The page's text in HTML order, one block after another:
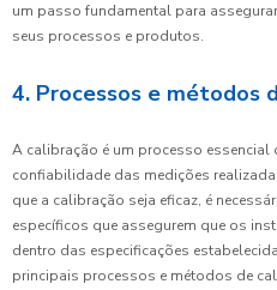
um passo fundamental para
seus processos e produtos.
4. Processos e métodos
A calibração é um processo essencial
confiabilidade das medições
que a calibração seja eficaz, é
específicos que assegurem que os
dentro das especificações
principais processos e métodos de